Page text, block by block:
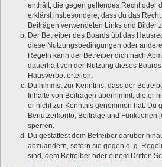
enthält, die gegen geltendes Recht oder
erklärst insbesondere, dass du das
Beiträgen verwendeten Links und Bilder
Der Betreiber des Boards übt das
diese Nutzungsbedingungen oder
Regeln kann der Betreiber dich nach
dauerhaft von der Nutzung dieses
Hausverbot erteilen.
Du nimmst zur Kenntnis, dass der
Inhalte von Beiträgen übernimmt, die er
er nicht zur Kenntnis genommen hat. Du
Benutzerkonto, Beiträge und Funktionen
sperren.
Du gestattest dem Betreiber darüber
abzuändern, sofern sie gegen o. g.
sind, dem Betreiber oder einem Dritten